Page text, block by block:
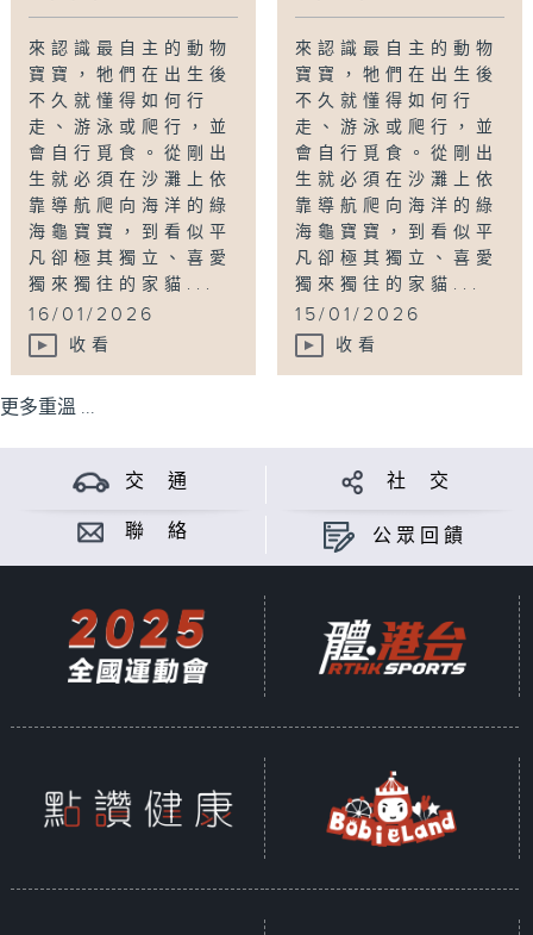
來認識最自主的動物
寶寶，牠們在出生後
不久就懂得如何行
走、游泳或爬行，並
會自行覓食。從剛出
生就必須在沙灘上依
靠導航爬向海洋的綠
海龜寶寶，到看似平
凡卻極其獨立、喜愛
獨來獨往的家貓...
16/01/2026
收看
來認識最自主的動物
寶寶，牠們在出生後
不久就懂得如何行
走、游泳或爬行，並
會自行覓食。從剛出
生就必須在沙灘上依
靠導航爬向海洋的綠
海龜寶寶，到看似平
凡卻極其獨立、喜愛
獨來獨往的家貓...
15/01/2026
收看
更多重溫 ...
交 通 社 交
聯 絡 公眾回饋